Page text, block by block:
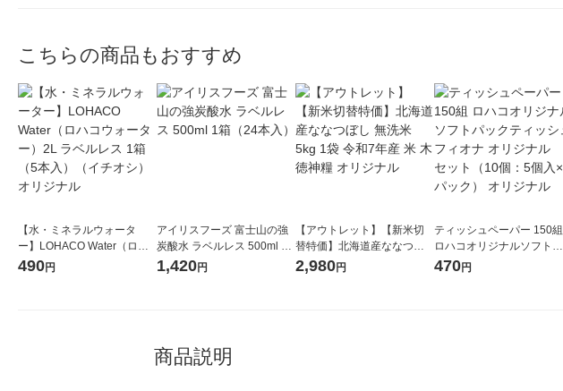
こちらの商品もおすすめ
【水・ミネラルウォータ
ー】LOHACO Water（ロハ
コウォーター）2L ラベルレ
490円
アイリスフーズ 富士山の強
炭酸水 ラベルレス 500ml 1
箱（24本入）
1,420円
【アウトレット】【新米切
替特価】北海道産ななつぼ
し 無洗米 5kg 1袋 令和7年産
2,980円
ティッシュペーパー 150組
ロハコオリジナルソフトパ
ックティッシュ フィオナ オ
470円
商品説明